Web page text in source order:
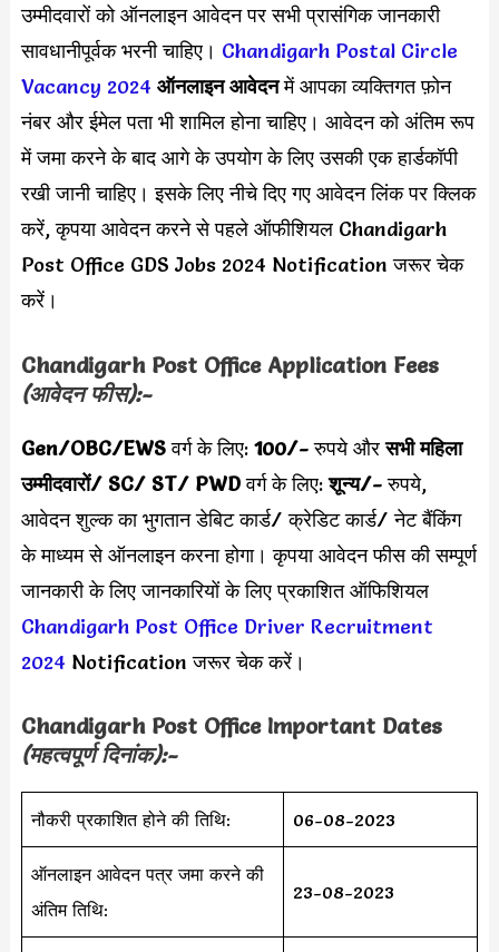
उम्मीदवारों को ऑनलाइन आवेदन पर सभी प्रासंगिक जानकारी
सावधानीपूर्वक भरनी चाहिए। Chandigarh Postal Circle
Vacancy 2024 ऑनलाइन आवेदनमें आपका व्यक्तिगत फ़ोन
नंबर और ईमेल पता भी शामिल होना चाहिए। आवेदन को अंतिम रूप
में जमा करने के बाद आगे के उपयोग के लिए उसकी एक हार्डकॉपी
रखी जानी चाहिए। इसके लिए नीचे दिए गए आवेदन लिंक पर क्लिक
करें, कृपया आवेदन करने से पहले ऑफीशियल Chandigarh
Post Office GDS Jobs 2024 Notification जरूर चेक
करें।
Chandigarh Post Office Application Fees
(आवेदन फीस):-
Gen/OBC/EWSवर्ग के लिए:100/-रुपये और सभी महिला
उम्मीदवारों/ SC/ ST/ PWD वर्ग के लिए:शून्य/-रुपये,
आवेदन शुल्क का भुगतान डेबिट कार्ड/ क्रेडिट कार्ड/ नेट बैंकिंग
के माध्यम से ऑनलाइन करना होगा। कृपया आवेदन फीस की सम्पूर्ण
जानकारी के लिए जानकारियों के लिए प्रकाशित ऑफिशियल
Chandigarh Post Office Driver Recruitment
2024 Notification जरूर चेक करें।
Chandigarh Post Office Important Dates
(महत्वपूर्ण दिनांक):-
नौकरी प्रकाशित होने की तिथि: 06-08-2023
ऑनलाइन आवेदन पत्र जमा करने की
अंतिम तिथि:
23-08-2023